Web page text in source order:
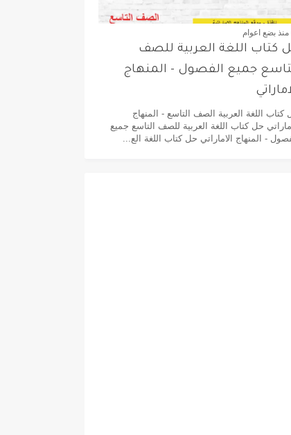
منذ بضع اعوام
كتاب اللغة العربية للصف
جميع الفصول - المنهاج
كتاب اللغة العربية الصف التاسع - المنهاج
حل كتاب اللغة العربية للصف التاسع جميع
- المنهاج الاماراتي حل كتاب اللغة الع...